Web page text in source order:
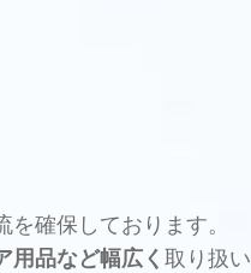
確保しております。
用品など幅広く 取り扱い